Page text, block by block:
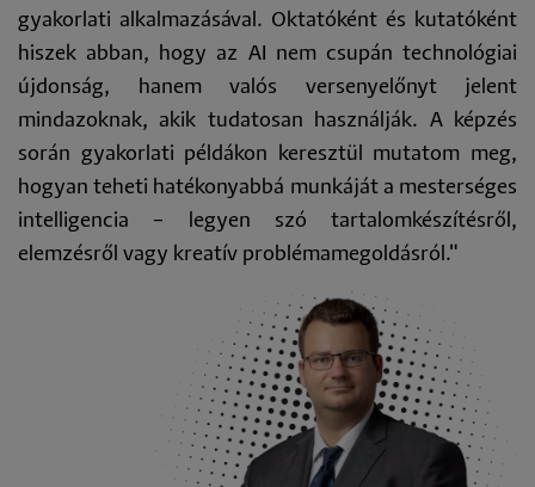
gyakorlati alkalmazásával. Oktatóként és kutatóként
hiszek abban, hogy az AI nem csupán technológiai
újdonság, hanem valós versenyelőnyt jelent
mindazoknak, akik tudatosan használják. A képzés
során gyakorlati példákon keresztül mutatom meg,
hogyan teheti hatékonyabbá munkáját a mesterséges
intelligencia – legyen szó tartalomkészítésről,
elemzésről vagy kreatív problémamegoldásról."